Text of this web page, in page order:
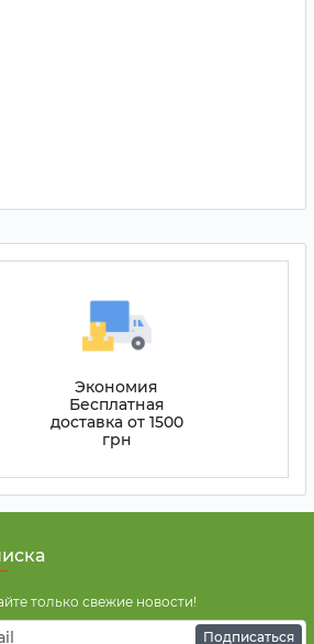
Экономия
Бесплатная
доставка от 1500
грн
только свежие новости!
Подписаться